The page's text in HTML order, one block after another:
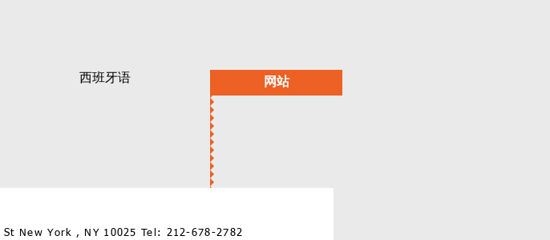
西班牙语 网站
Community Education Council 3 154 W 93rd St New York , NY 10025 Tel: 212-678-2782